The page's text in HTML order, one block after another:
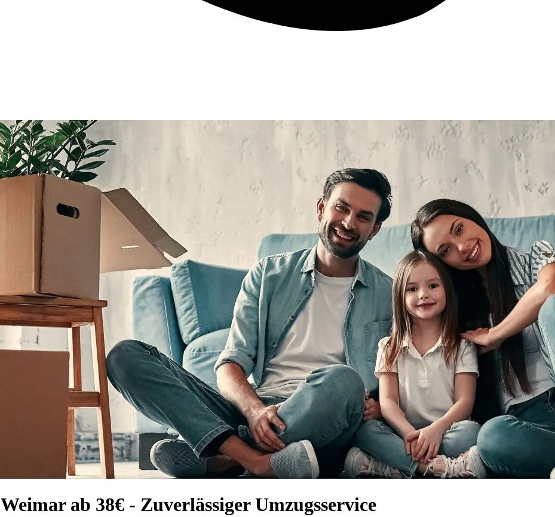
ab 38€ - Zuverlässiger Umzugsservice